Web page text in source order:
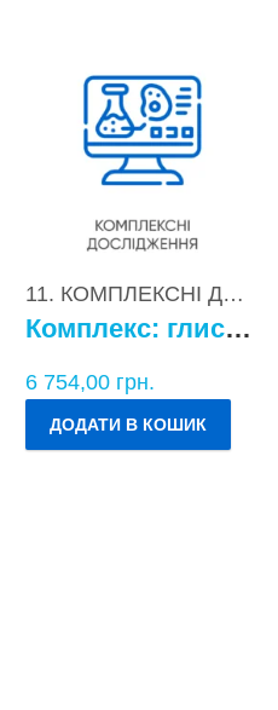
,7. ДІАГНОСТИКА
11. КОМПЛЕКСНІ ДОСЛІДЖЕННЯ
Комплекс: глистові та протозойні інвазії методом ПЛР, визначення антитіл до паразитів, копрограма
6 754,00 грн.
ДОДАТИ В КОШИК